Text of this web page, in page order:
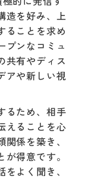
造を好み、上
ることを求め
プンなコミュ
共有やディス
アや新しい視
るため、相手
えることを心
係を築き、
得意です。
よく聞き、